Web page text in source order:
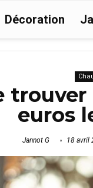
Décoration
euros
Jannot G 18 avril